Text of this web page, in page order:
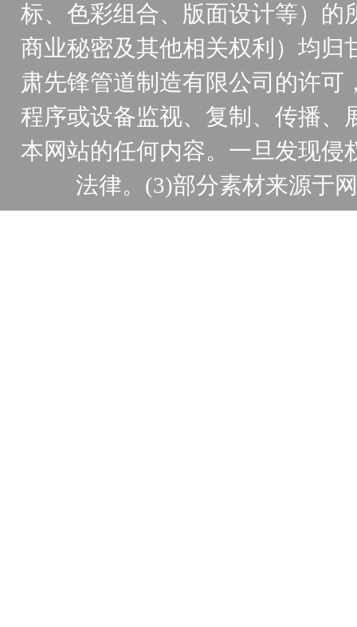
标、色彩组合、版面设计等）的
商业秘密及其他相关权利）均归
肃先锋管道制造有限公司的许
程序或设备监视、复制、传播、
本网站的任何内容。一旦发现侵
法律。(3)部分素材来源于